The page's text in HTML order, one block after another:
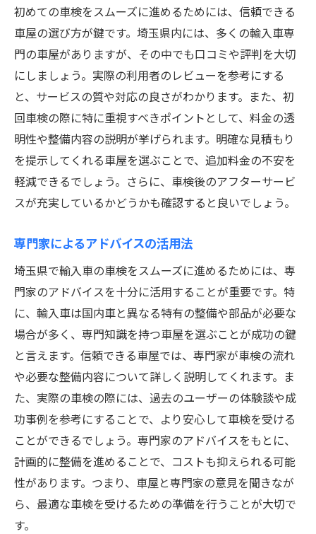
初めての車検をスムーズに進めるためには、信頼できる
車屋の選び方が鍵です。埼玉県内には、多くの輸入車専
門の車屋がありますが、その中でも口コミや評判を大切
にしましょう。実際の利用者のレビューを参考にする
と、サービスの質や対応の良さがわかります。また、初
回車検の際に特に重視すべきポイントとして、料金の透
明性や整備内容の説明が挙げられます。明確な見積もり
を提示してくれる車屋を選ぶことで、追加料金の不安を
軽減できるでしょう。さらに、車検後のアフターサービ
スが充実しているかどうかも確認すると良いでしょう。
専門家によるアドバイスの活用法
埼玉県で輸入車の車検をスムーズに進めるためには、専
門家のアドバイスを十分に活用することが重要です。特
に、輸入車は国内車と異なる特有の整備や部品が必要な
場合が多く、専門知識を持つ車屋を選ぶことが成功の鍵
と言えます。信頼できる車屋では、専門家が車検の流れ
や必要な整備内容について詳しく説明してくれます。ま
た、実際の車検の際には、過去のユーザーの体験談や成
功事例を参考にすることで、より安心して車検を受ける
ことができるでしょう。専門家のアドバイスをもとに、
計画的に整備を進めることで、コストも抑えられる可能
性があります。つまり、車屋と専門家の意見を聞きなが
ら、最適な車検を受けるための準備を行うことが大切で
す。